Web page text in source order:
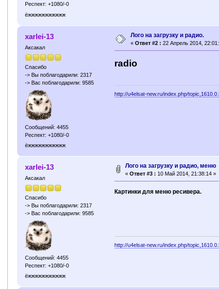
Респект: +1080/-0
ёжжжжжжжжжжж
xarlei-13
Аксакал
Спасибо
-> Вы поблагодарили: 2317
-> Вас поблагодарили: 9585
Сообщений: 4455
Респект: +1080/-0
ёжжжжжжжжжжж
Лого на загрузку и радио.
« Ответ #2 : 22 Апрель 2014,
radio
http://u4elsat-new.ru/index.php/
xarlei-13
Аксакал
Спасибо
-> Вы поблагодарили: 2317
-> Вас поблагодарили: 9585
Сообщений: 4455
Респект: +1080/-0
ёжжжжжжжжжжж
Лого на загрузку и радио, меню
« Ответ #3 : 10 Май 2014, 21:38:14 »
Картинки для меню ресивера.
http://u4elsat-new.ru/index.php/